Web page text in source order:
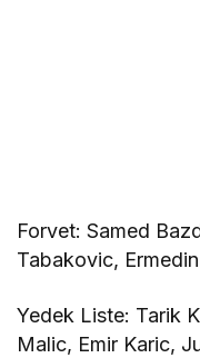
Forvet: Samed
Tabakovic,
Yedek Liste: Tarik
Malic, Emir Karic,